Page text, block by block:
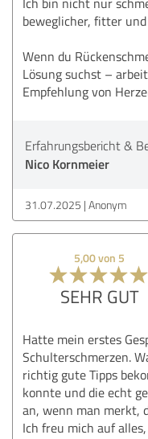
beweglicher, fitter
Wenn du
Lösung suchst –
Empfehlung von
Erfahrungsbericht &
Nico Kornmeier
31.07.2025 Anonym
5,00 von 5
SEHR GUT
Hatte mein erstes
Schulterschmerzen.
richtig gute Tipps
konnte und die echt
an, wenn man merkt,
Ich freu mich auf